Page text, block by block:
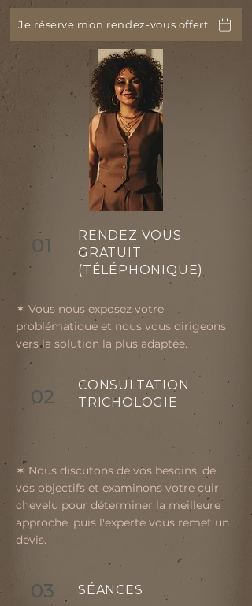
Je réserve mon rendez-vous offert
01
RENDEZ VOUS
GRATUIT
(TÉLÉPHONIQUE)
✶ Vous nous exposez votre
problématique et nous vous dirigeons
vers la solution la plus adaptée.
02
CONSULTATION
TRICHOLOGIE
✶ Nous discutons de vos besoins, de
vos objectifs et examinons votre cuir
chevelu pour déterminer la meilleure
approche, puis l'experte vous remet un
devis.
03 SÉANCES